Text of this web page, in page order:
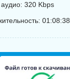
аудио: 320 Kbps
01:08:38